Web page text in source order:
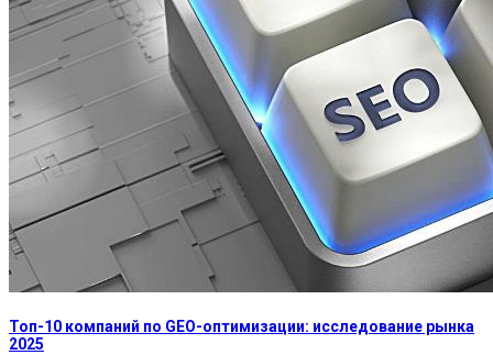
Топ-10 компаний по GEO-оптимизации: исследование рынка
2025